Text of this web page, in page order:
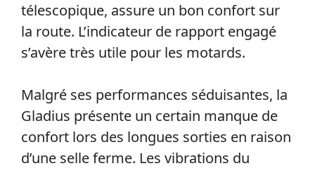
télescopique, assure un bon confort sur
la route. L’indicateur de rapport engagé
s’avère très utile pour les motards.
Malgré ses performances séduisantes, la
Gladius présente un certain manque de
confort lors des longues sorties en raison
d’une selle ferme. Les vibrations du